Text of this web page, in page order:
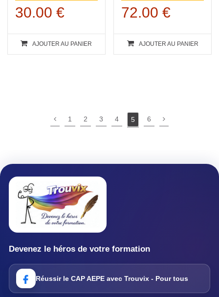
30.00 €
AJOUTER AU PANIER
72.00€
AJOUTER AU PANIER
1 2 3 4 5 6
Devenez le héros de votre formation
Réussir le CAP AEPE avec Trouvix - Pour tous